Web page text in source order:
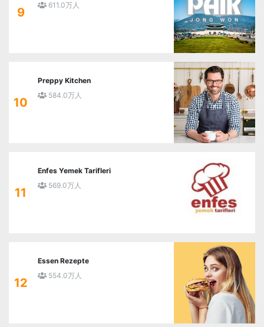
9
611.0万人
10
Preppy Kitchen
584.0万人
11
Enfes Yemek Tarifleri
569.0万人
12
Essen Rezepte
554.0万人